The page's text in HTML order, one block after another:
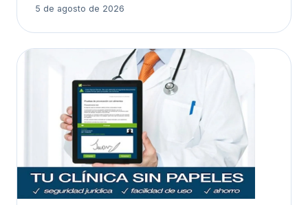
5 de agosto de 2026